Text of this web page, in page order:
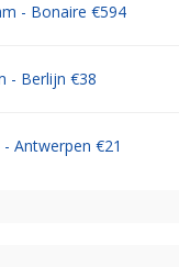
- Bonaire €594
- Berlijn €38
Antwerpen €21